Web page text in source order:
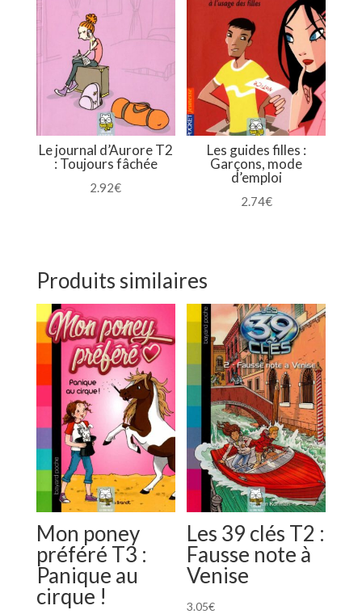
Le journal d’Aurore T2
: Toujours fâchée
2.92€
Les guides filles :
Garçons, mode
d’emploi
2.74€
Produits similaires
Mon poney
préféré T3 :
Panique au
cirque !
Les 39 clés T2 :
Fausse note à
Venise
3.05€